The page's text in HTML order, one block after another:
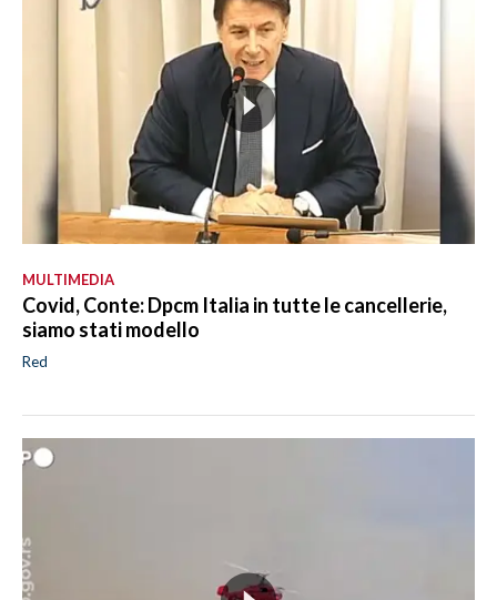
MULTIMEDIA
Covid, Conte: Dpcm Italia in tutte le cancellerie,
siamo stati modello
Red